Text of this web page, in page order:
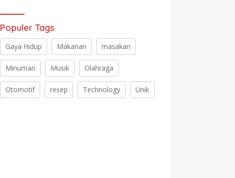
Populer Tags
Gaya Hidup Makanan masakan
Minuman Musik Olahraga
Otomotif resep Technology Unik